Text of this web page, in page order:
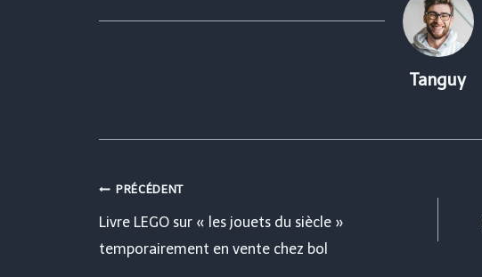
Tanguy
Navigation
de
PRÉCÉDENT
Livre LEGO sur « les jouets du siècle »
temporairement en vente chez bol